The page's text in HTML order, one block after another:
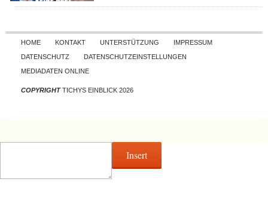
Skip to content
HOME KONTAKT UNTERSTÜTZUNG
IMPRESSUM
DATENSCHUTZ
DATENSCHUTZEINSTELLUNGEN
MEDIADATEN ONLINE
COPYRIGHTTICHYS EINBLICK 2026
Insert